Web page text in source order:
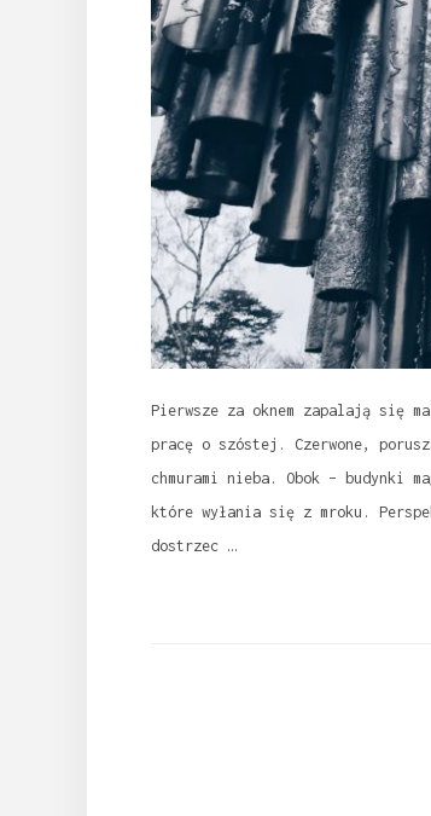
Pierwsze za oknem zapalają się
pracę o szóstej. Czerwone,
chmurami nieba. Obok – budynki
które wyłania się z mroku.
dostrzec …